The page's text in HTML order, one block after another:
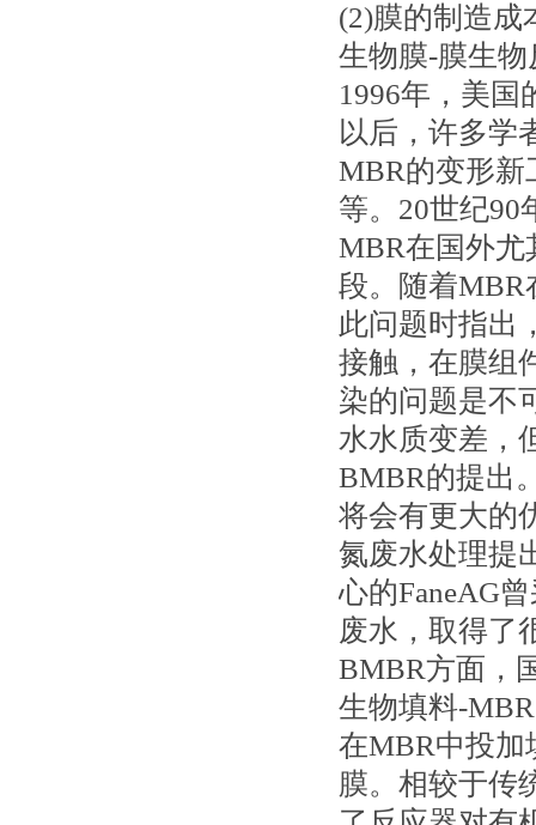
(2)膜的制造成
生物膜-膜生
1996年，美国
以后，许多学
MBR的变形新
等。20世纪90
MBR在国外尤
段。随着MBR
此问题时指出
接触，在膜组
染的问题是不
水水质变差，
BMBR的提出
将会有更大的
氮废水处理提
心的FaneAG
废水，取得了
BMBR方面，
生物填料-MBR
在MBR中投加
膜。相较于传